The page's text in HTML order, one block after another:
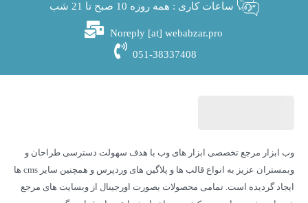
ساعات کاری : همه روزه 10 صبح تا 21 شب
Noreply [at] webabzar.pro
051-38337408
وب ابزار مرجع تخصصی ابزار های وب با هدف سهولت دسترسی طراحان و
وبمستران عزیز به انواع قالب ها و پلاگین های وردپرس و همچنین سایر cms ها
ایجاد گردیده است. تمامی محصولات بصورت اورجینال از وبسایت های مرجع